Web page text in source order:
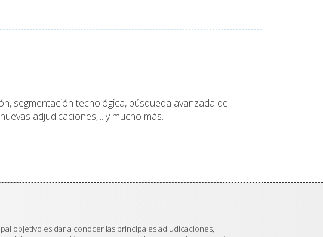
segmentación tecnológica, búsqueda avanzada de
adjudicaciones,... y mucho más.
objetivo es dar a conocer las principales adjudicaciones,